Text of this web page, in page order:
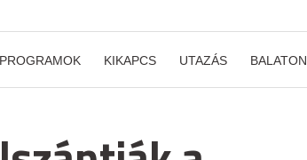
PROGRAMOK KIKAPCS UTAZÁS BALATON